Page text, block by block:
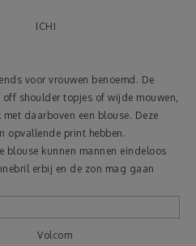
ICHI
voor vrouwen benoemd. De
shoulder topjes of wijde mouwen,
daarboven een blouse. Deze
opvallende print hebben.
blouse kunnen mannen eindeloos
erbij en de zon mag gaan